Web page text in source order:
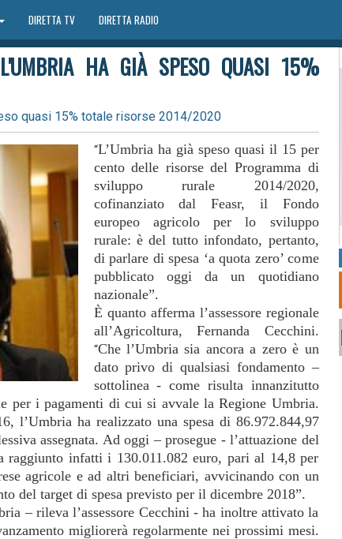
DIRETTA TV DIRETTA RADIO
HA GIÀ SPESO QUASI 15%
quasi 15% totale risorse 2014/2020
“L’Umbria ha già speso quasi il 15 per
cento delle risorse del Programma di
sviluppo rurale 2014/2020,
cofinanziato dal Feasr, il Fondo
europeo agricolo per lo sviluppo
rurale: è del tutto infondato, pertanto,
di parlare di spesa ‘a quota zero’ come
pubblicato oggi da un quotidiano
nazionale”.
È quanto afferma l’assessore regionale
all’Agricoltura, Fernanda Cecchini.
“Che l’Umbria sia ancora a zero è un
dato privo di qualsiasi fondamento –
sottolinea - come risulta innanzitutto
per i pagamenti di cui si avvale la Regione Umbria.
l’Umbria ha realizzato una spesa di 86.972.844,97
assegnata. Ad oggi – prosegue - l’attuazione del
raggiunto infatti i 130.011.082 euro, pari al 14,8 per
agricole e ad altri beneficiari, avvicinando con un
del target di spesa previsto per il dicembre 2018”.
– rileva l’assessore Cecchini - ha inoltre attivato la
migliorerà regolarmente nei prossimi mesi.